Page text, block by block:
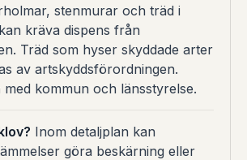
stenmurar och träd i
kräva dispens från
Träd som hyser skyddade arter
av artskyddsförordningen.
kommun och länsstyrelse.
Inom detaljplan kan
göra beskärning eller